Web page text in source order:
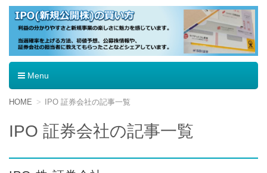
IPO（新規公開株）の買い方
Menu
コ
テ
ン
へ
移
HOME IPO 証券会社の記事一覧
IPO 証券会社の記事一覧